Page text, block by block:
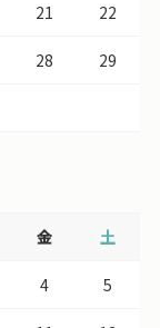
21 22
28 29
金 土
4 5